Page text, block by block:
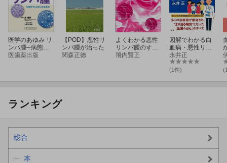
医学のあゆみ リ
ンパ腫─病態研
究と診療の最新
医歯薬出版
【POD】悪性リ
ンパ腫が治った
関森正徳
よくわかる悪性
リンパ腫のすべ
て
飛内賢正
図解でわかる白
血病・悪性リン
パ腫・多発性骨
髄腫
永井正
(1件)
ランキング
総合
本